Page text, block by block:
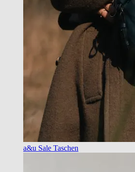
a&u Sale Taschen